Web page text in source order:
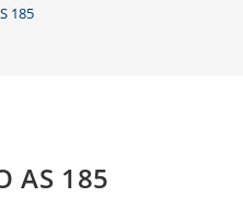
185
AS 185